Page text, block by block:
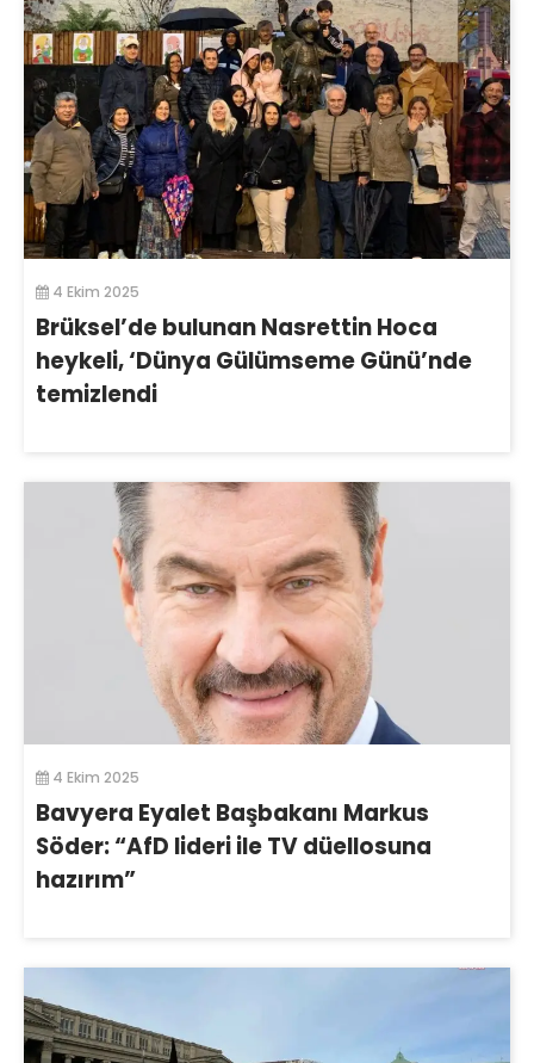
4 Ekim 2025
Brüksel’de bulunan Nasrettin Hoca
heykeli, ‘Dünya Gülümseme Günü’nde
temizlendi
4 Ekim 2025
Bavyera Eyalet Başbakanı Markus
Söder: “AfD lideri ile TV düellosuna
hazırım”